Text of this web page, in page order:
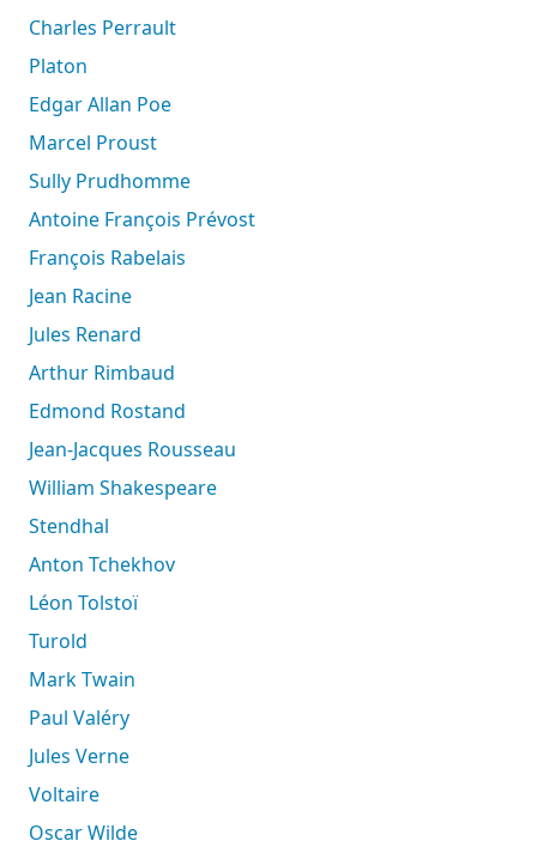
Charles Perrault
Platon
Edgar Allan Poe
Marcel Proust
Sully Prudhomme
Antoine François Prévost
François Rabelais
Jean Racine
Jules Renard
Arthur Rimbaud
Edmond Rostand
Jean-Jacques Rousseau
William Shakespeare
Stendhal
Anton Tchekhov
Léon Tolstoï
Turold
Mark Twain
Paul Valéry
Jules Verne
Voltaire
Oscar Wilde